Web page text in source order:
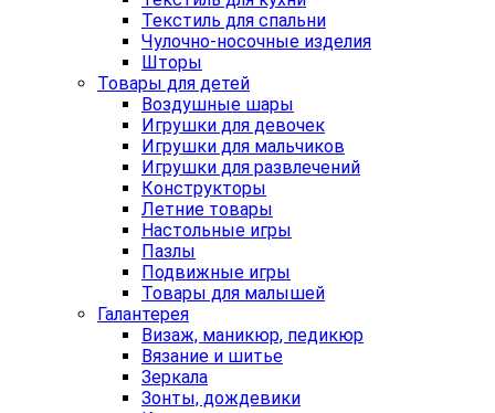
Текстиль для спальни
Чулочно-носочные изделия
Шторы
Товары для детей
Воздушные шары
Игрушки для девочек
Игрушки для мальчиков
Игрушки для развлечений
Конструкторы
Летние товары
Настольные игры
Пазлы
Подвижные игры
Товары для малышей
Галантерея
Визаж, маникюр, педикюр
Вязание и шитье
Зеркала
Зонты, дождевики